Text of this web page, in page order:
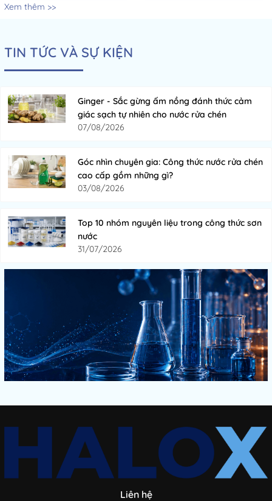
Xem thêm >>
TIN TỨC VÀ SỰ KIỆN
Ginger - Sắc gừng ấm nồng đánh thức cảm
giác sạch tự nhiên cho nước rửa chén
07/08/2026
Góc nhìn chuyên gia: Công thức nước rửa chén
cao cấp gồm những gì?
03/08/2026
Top 10 nhóm nguyên liệu trong công thức sơn
nước
31/07/2026
Liên hệ